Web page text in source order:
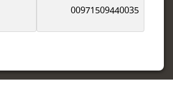
00971509440035